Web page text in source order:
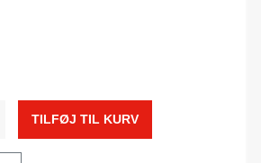
TILFØJ TIL KURV